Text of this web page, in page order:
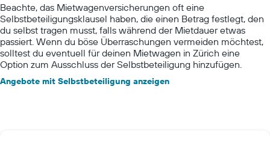
Beachte, das Mietwagenversicherungen oft eine
Selbstbeteiligungsklausel haben, die einen Betrag festlegt, den
du selbst tragen musst, falls während der Mietdauer etwas
passiert. Wenn du böse Überraschungen vermeiden möchtest,
solltest du eventuell für deinen Mietwagen in Zürich eine
Option zum Ausschluss der Selbstbeteiligung hinzufügen.
Angebote mit Selbstbeteiligung anzeigen